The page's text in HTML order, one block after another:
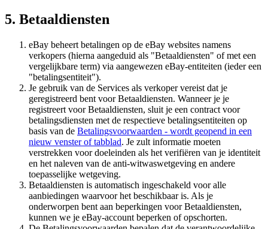
5. Betaaldiensten
eBay beheert betalingen op de eBay websites namens
verkopers (hierna aangeduid als "Betaaldiensten" of met een
vergelijkbare term) via aangewezen eBay-entiteiten (ieder een
"betalingsentiteit").
Je gebruik van de Services als verkoper vereist dat je
geregistreerd bent voor Betaaldiensten. Wanneer je je
registreert voor Betaaldiensten, sluit je een contract voor
betalingsdiensten met de respectieve betalingsentiteiten op
basis van de Betalingsvoorwaarden - wordt geopend in een
nieuw venster of tabblad. Je zult informatie moeten
verstrekken voor doeleinden als het verifiëren van je identiteit
en het naleven van de anti-witwaswetgeving en andere
toepasselijke wetgeving.
Betaaldiensten is automatisch ingeschakeld voor alle
aanbiedingen waarvoor het beschikbaar is. Als je
onderworpen bent aan beperkingen voor Betaaldiensten,
kunnen we je eBay-account beperken of opschorten.